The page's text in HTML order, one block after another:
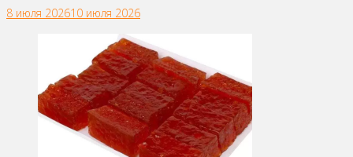
8 июля 202610 июля 2026